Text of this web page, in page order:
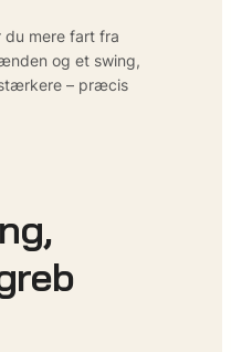
du mere fart fra
og et swing,
– præcis